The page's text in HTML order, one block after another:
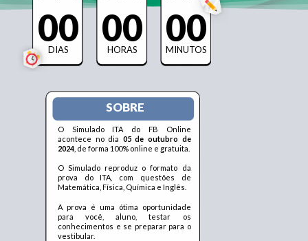
SOBRE
00
DIAS
00
HORAS
00
MINUTOS
O Simulado ITA do FB Online
acontece no dia 05 de outubro de
2024 , de forma 100% online e gratuita.
O Simulado reproduz o formato da
prova do ITA, com questões de
Matemática, Física, Química e Inglês.
A prova é uma ótima oportunidade
para você, aluno, testar os
conhecimentos e se preparar para o
vestibular.